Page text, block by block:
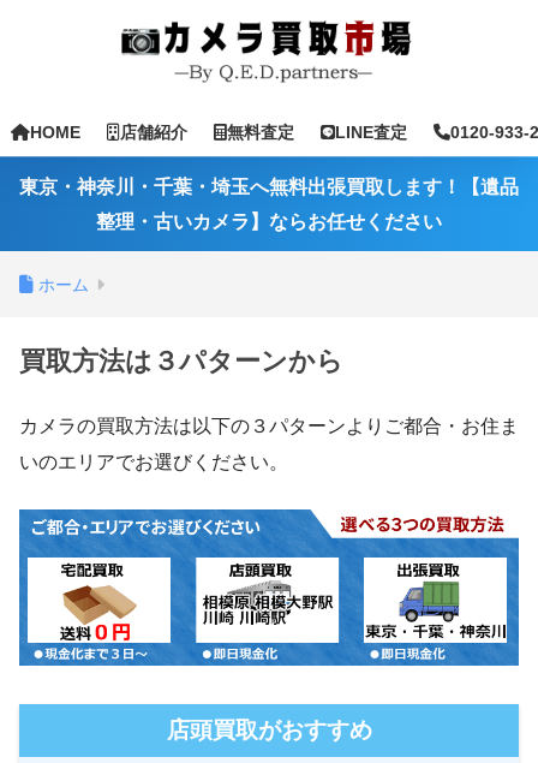
HOME 店舗紹介 無料査定 LINE査定 0120-933-
東京・神奈川・千葉・埼玉へ無料出張買取します！【遺品
整理・古いカメラ】ならお任せください
ホーム
買取方法は３パターンから
カメラの買取方法は以下の３パターンよりご都合・お住ま
いのエリアでお選びください。
店頭買取がおすすめ